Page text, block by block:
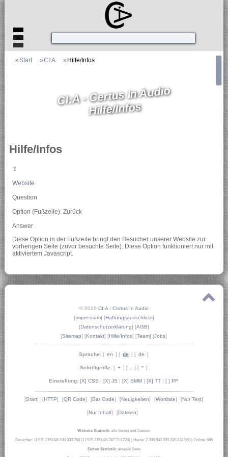
»Start »CI:A » Hilfe/Infos
CI:A - Certus In Audio
Hilfe/Infos
Hilfe/Infos
⇪
Website
Question
Option (Fußzeile): Zurück
Answer
Diese Option in der Fußzeile bringt den Besucher unserer Website zur
vorherigen Seite (zuvor besuchte Seite). Diese Option funktioniert nur mit
aktiviertem Javascript.
© 2026 CI:A - Certus In Audio
[Impressum] [Haftungsausschluss]
[Datenschutzerklärung] [AGB]
[Sitemap] [Kontakt] [Hilfe/Infos] [Team] [Jobs]
Sprache:[ en ] [ de ] [ de ]
Schriftgröße: [ + ] [ - ] [ * ]
Einstellung:[X] CSS |[X] JS |[X] SMM |[X] TT |[ ] PF
[Start] [HTTP] [QR Code] [Bar Code] [Neuigkeiten] [Wortliste] [Nur Text]
[Nur Inhalt] [Dateien]
Website Statistik: alle Seiten und Dateien
Besucher: 11.529.215.046.100.000.768 (11.529.215.046.247.710.720)
Heute: 2.305.843.009.245.224.960| Online: 686
Seiten Statistik: aktuelle Seite